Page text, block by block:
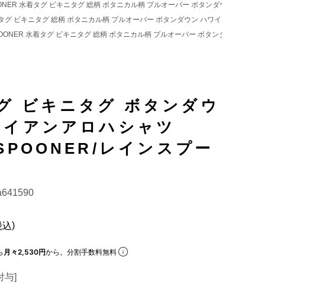
水着タグ ビキニタグ 総柄 ボタニカル柄 プルオーバー ボタンダウン ハワイアンアロハシャツ
ビキニタグ 総柄 ボタニカル柄 プルオーバー ボタンダウン ハワイアンアロハシャツ ボックスシ
水着タグ ビキニタグ 総柄 ボタニカル柄 プルオーバー ボタンダウン ハワイアンアロハシャ
ビキニタグ ボタンダウ
アンアロハシャツ
レインスプー
込
月々2,530円から。分割手数料無料
与]